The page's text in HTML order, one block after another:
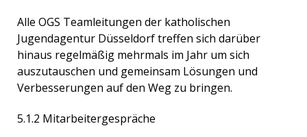
Alle OGS Teamleitungen der katholischen
Jugendagentur Düsseldorf treffen sich darüber
hinaus regelmäßig mehrmals im Jahr um sich
auszutauschen und gemeinsam Lösungen und
Verbesserungen auf den Weg zu bringen.
5.1.2 Mitarbeitergespräche